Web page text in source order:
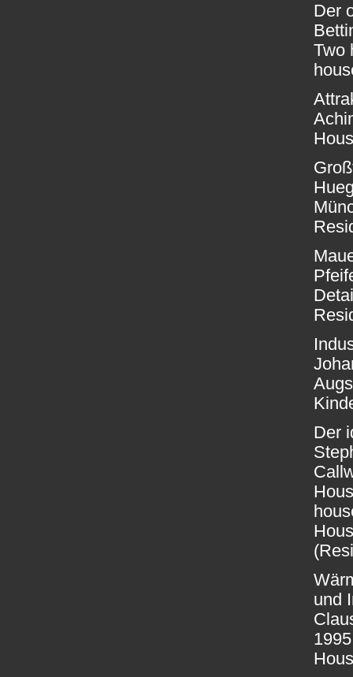
Der
Two
Der
und
1995